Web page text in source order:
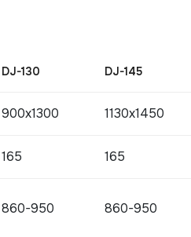
DJ-130 DJ-145
900х1300 1130х1450
165 165
860-950 860-950